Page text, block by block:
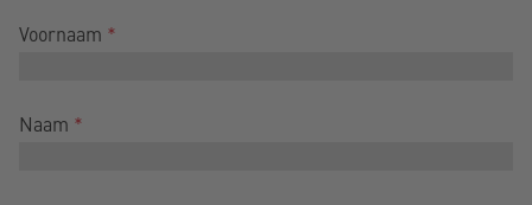
Voornaam *
Naam *